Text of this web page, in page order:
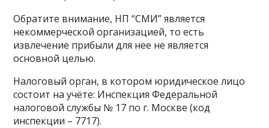
Обратите внимание, НП “СМИ” является
некоммерческой организацией, то есть
извлечение прибыли для нее не является
основной целью.
Налоговый орган, в котором юридическое лицо
состоит на учёте: Инспекция Федеральной
налоговой службы № 17 по г. Москве (код
инспекции – 7717).